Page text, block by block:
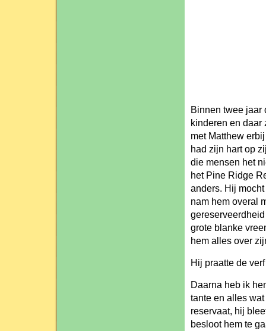
Binnen twee jaar
kinderen en daar
met Matthew
had zijn hart op
die mensen het
het Pine Ridge
anders. Hij
nam hem overal
grote blanke
hem alles over
Hij praatte de
Daarna heb ik
tante en alles
reservaat, hij
besloot hem te